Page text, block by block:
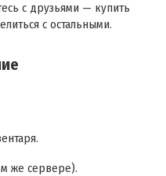
с друзьями — купить
с остальными.
же сервере).